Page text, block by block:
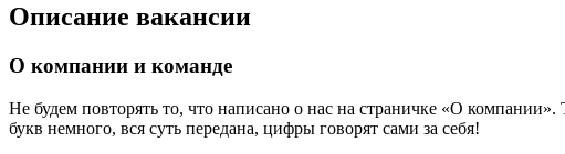
Описание вакансии
О компании и команде
Не будем повторять то, что написано о нас на страничке «О
букв немного, вся суть передана, цифры говорят сами за себя!